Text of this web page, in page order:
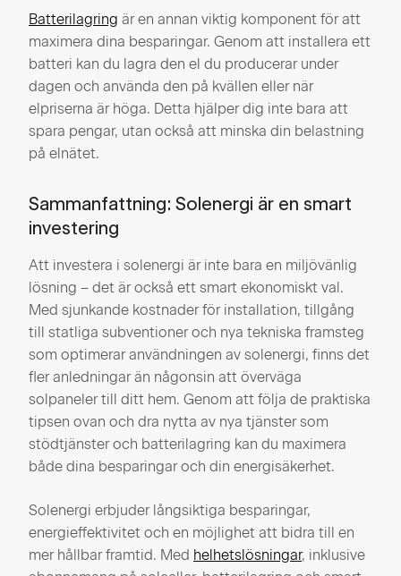
Batterilagring är en annan viktig komponent för att
maximera dina besparingar. Genom att installera ett
batteri kan du lagra den el du producerar under
dagen och använda den på kvällen eller när
elpriserna är höga. Detta hjälper dig inte bara att
spara pengar, utan också att minska din belastning
på elnätet.
Sammanfattning: Solenergi är en smart
investering
Att investera i solenergi är inte bara en miljövänlig
lösning – det är också ett smart ekonomiskt val.
Med sjunkande kostnader för installation, tillgång
till statliga subventioner och nya tekniska framsteg
som optimerar användningen av solenergi, finns det
fler anledningar än någonsin att överväga
solpaneler till ditt hem. Genom att följa de praktiska
tipsen ovan och dra nytta av nya tjänster som
stödtjänster och batterilagring kan du maximera
både dina besparingar och din energisäkerhet.
Solenergi erbjuder långsiktiga besparingar,
energieffektivitet och en möjlighet att bidra till en
mer hållbar framtid. Med helhetslösningar, inklusive